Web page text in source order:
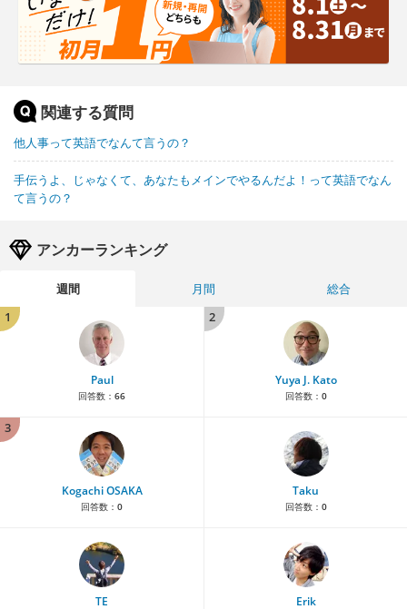
関連する質問
他人事って英語でなんて言うの？
手伝うよ、じゃなくて、あなたもメインでやるんだよ！って英語でなん
て言うの？
アンカーランキング
週間 月間
総合
1
Paul
回答数： 66
2
Yuya J. Kato
回答数： 0
3
Kogachi OSAKA
回答数： 0
Taku
回答数： 0
TE Erik